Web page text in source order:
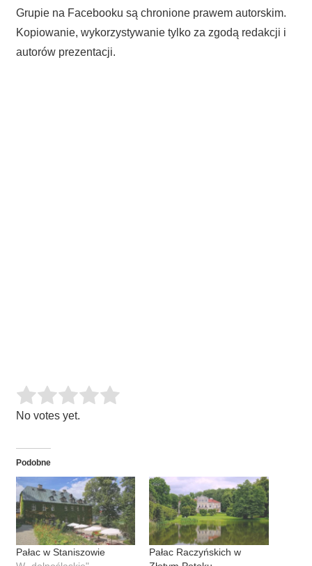
Grupie na Facebooku są chronione prawem autorskim.
Kopiowanie, wykorzystywanie tylko za zgodą redakcji i
autorów prezentacji.
Rate this item:
No votes yet.
Podobne
Pałac w Staniszowie
Pałac Raczyńskich w